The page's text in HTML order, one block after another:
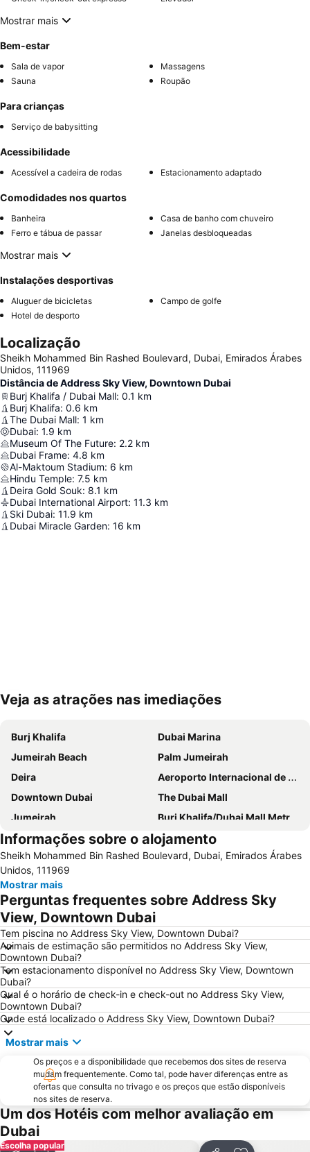
Mostrar mais
Bem-estar
Sala de vapor
Massagens
Sauna
Roupão
Para crianças
Serviço de babysitting
Acessibilidade
Acessível a cadeira de rodas Estacionamento adaptado
Comodidades nos quartos
Banheira
Casa de banho com chuveiro
Ferro e tábua de passar
Janelas desbloqueadas
Mostrar mais
Instalações desportivas
Aluguer de bicicletas
Campo de golfe
Hotel de desporto
Localização
Sheikh Mohammed Bin Rashed Boulevard, Dubai, Emirados Árabes
Unidos, 111969
Distância de Address Sky View, Downtown Dubai
Burj Khalifa / Dubai Mall: 0.1 km
Burj Khalifa: 0.6 km
The Dubai Mall: 1 km
Dubai: 1.9 km
Museum Of The Future: 2.2 km
Dubai Frame: 4.8 km
Al-Maktoum Stadium: 6 km
Hindu Temple: 7.5 km
Deira Gold Souk: 8.1 km
Dubai International Airport: 11.3 km
Ski Dubai: 11.9 km
Dubai Miracle Garden: 16 km
Ampliar mapa
Veja as atrações nas imediações
Burj Khalifa
Dubai Marina
Jumeirah Beach
Palm Jumeirah
Deira
Aeroporto Internacional de Dubai
Downtown Dubai
The Dubai Mall
Jumeirah
Burj Khalifa/Dubai Mall Metro Station
Dubai World Trade Centre
Al Barsha Dubai
Business Bay
Dubai Festival City
Deira City Centre Metro Station
Deira City Center Mall
Jumeirah Beach Residence
Bur Dubai
Dubai Metro
Al Rigga
GULFOOD EXHIBITION
Airport Terminal 3 Metro Station
Sharjah City Center
Business Bay Metro Station
DMCC Metro Station
DUBAI INTERNATIONAL BOAT SHOW
Jumeirah Emirates Towers
Dubai Marina Mall
Dubai Aquarium & Underwater Zoo
World Trade Centre Metro Station
Dubai Museum
Dubai Media City
The Dubai Fountain
Wild Wadi Waterpark
Souk Madinat Jumeirah
Aquaventure Waterpark
Informações sobre o alojamento
Sheikh Mohammed Bin Rashed Boulevard, Dubai, Emirados Árabes
Unidos, 111969
Mostrar mais
Perguntas frequentes sobre Address Sky
View, Downtown Dubai
Tem piscina no Address Sky View, Downtown Dubai?
Animais de estimação são permitidos no Address Sky View,
Downtown Dubai?
Tem estacionamento disponível no Address Sky View, Downtown
Dubai?
Qual é o horário de check-in e check-out no Address Sky View,
Downtown Dubai?
Onde está localizado o Address Sky View, Downtown Dubai?
Mostrar mais
Os preços e a disponibilidade que recebemos dos sites de reserva
mudam frequentemente. Como tal, pode haver diferenças entre as
ofertas que consulta no trivago e os preços que estão disponíveis
nos sites de reserva.
Um dos Hotéis com melhor avaliação em
Dubai
Escolha popular